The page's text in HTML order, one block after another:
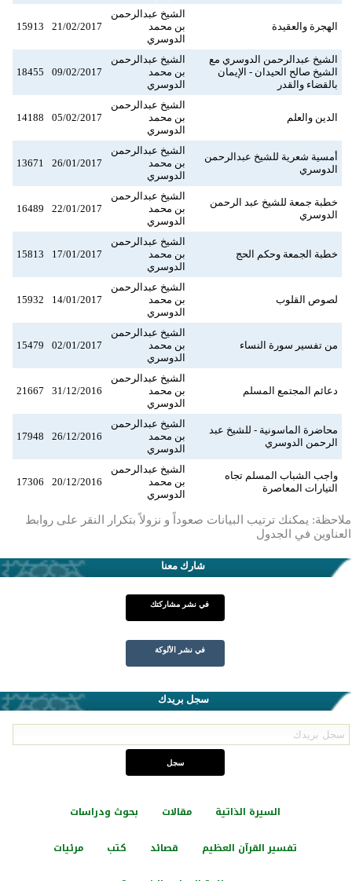
الهجرة والعقيدة
الشيخ عبدالرحمن
بن محمد
الدوسري
21/02/2017
15913
الشيخ عبدالرحمن الدوسري مع
الشيخ صالح الحيدان - الإيمان
بالقضاء والقدر
الشيخ عبدالرحمن
بن محمد
الدوسري
09/02/2017
18455
الدين والعلم
الشيخ عبدالرحمن
بن محمد
الدوسري
05/02/2017
14188
أمسية شعرية للشيخ عبدالرحمن
الدوسري
الشيخ عبدالرحمن
بن محمد
الدوسري
26/01/2017
13671
خطبة جمعة للشيخ عبد الرحمن
الدوسري
الشيخ عبدالرحمن
بن محمد
الدوسري
22/01/2017
16489
خطبة الجمعة وحكم الحج
الشيخ عبدالرحمن
بن محمد
الدوسري
17/01/2017
15813
لصوص القلوب
الشيخ عبدالرحمن
بن محمد
الدوسري
14/01/2017
15932
من تفسير سورة النساء
الشيخ عبدالرحمن
بن محمد
الدوسري
02/01/2017
15479
دعائم المجتمع المسلم
الشيخ عبدالرحمن
بن محمد
الدوسري
31/12/2016
21667
محاضرة الماسونية - للشيخ عبد
الرحمن الدوسري
الشيخ عبدالرحمن
بن محمد
الدوسري
26/12/2016
17948
واجب الشباب المسلم تجاه
التيارات المعاصرة
الشيخ عبدالرحمن
بن محمد
الدوسري
20/12/2016
17306
ملاحظة: يمكنك ترتيب البيانات صعوداً و نزولاً بتكرار النقر على روابط
العناوين في الجدول
شارك معنا
في نشر مشاركتك
في نشر الألوكة
سجل بريدك
السيرة الذاتية مقالات بحوث ودراسات
تفسير القرآن العظيم قصائد كتب مرئيات